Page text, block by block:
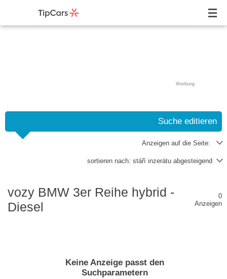
Werbung
Suche editieren
Anzeigen auf die Seite:
sortieren nach: stáří inzerátu abgesteigend
vozy BMW 3er Reihe hybrid -
Diesel
0
Anzeigen
Keine Anzeige passt den
Suchparametern